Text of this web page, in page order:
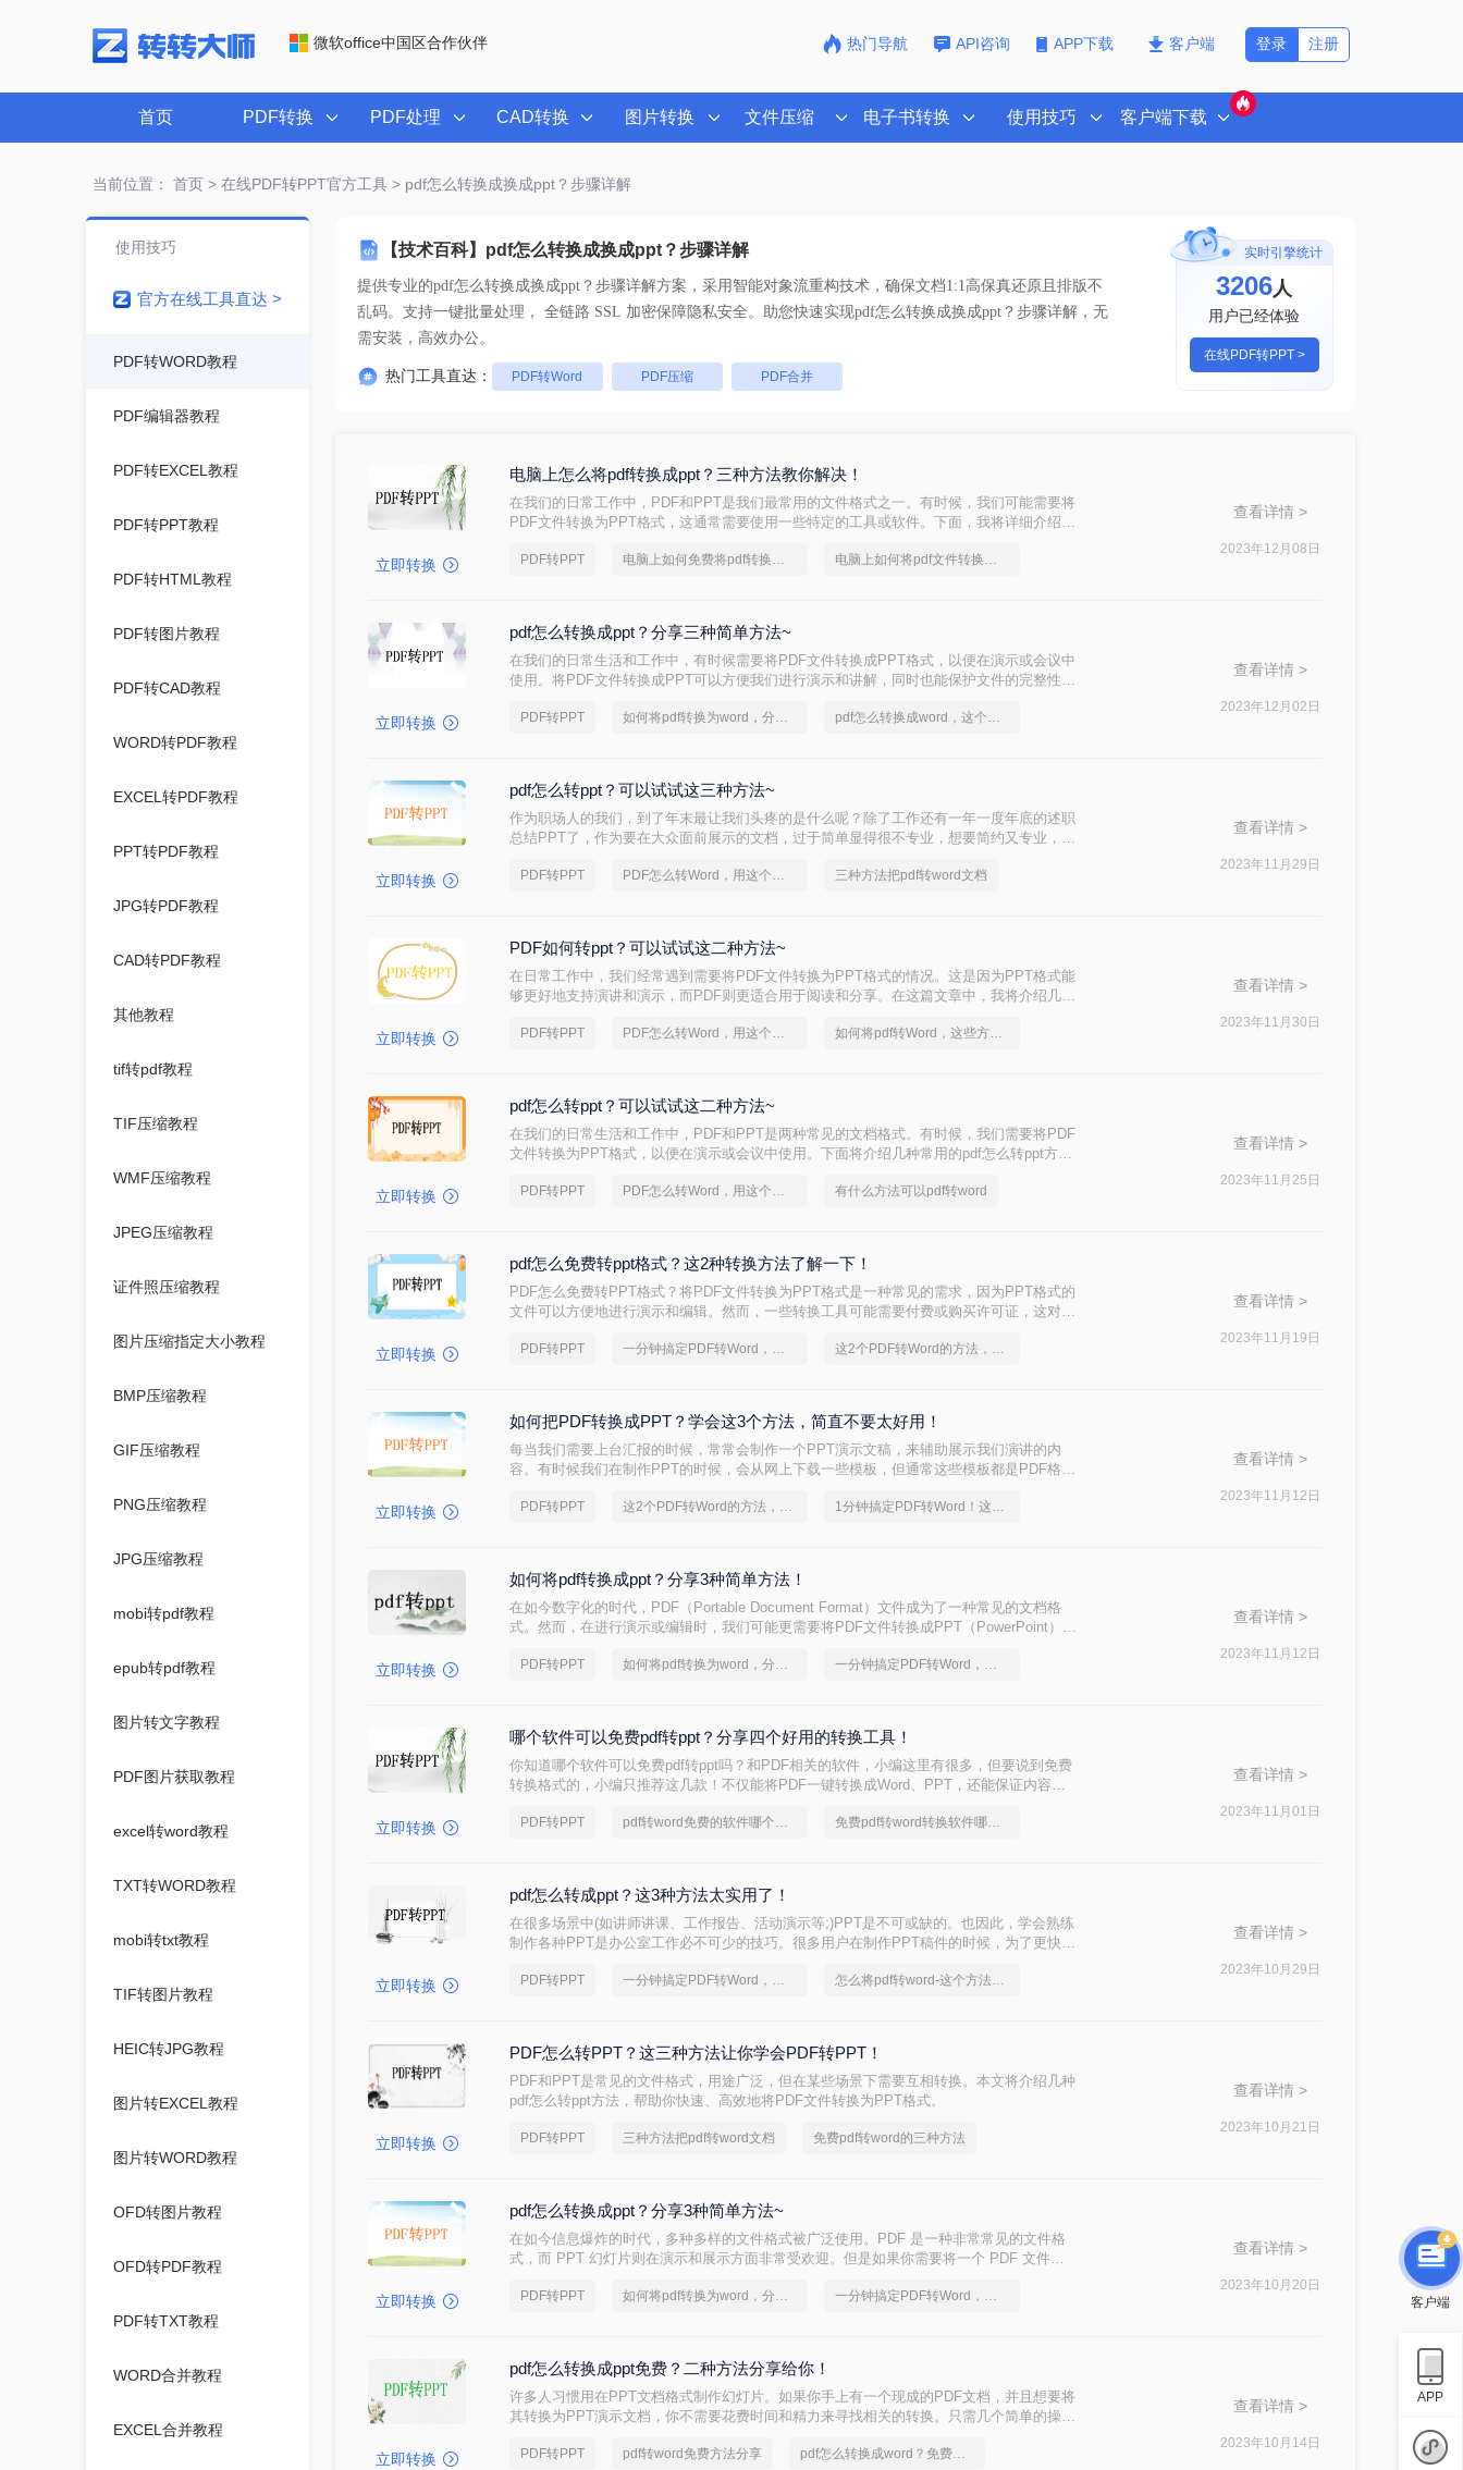
微软office中国区合作伙伴 热门导航 API咨询 APP下载 客户端 注册
登录
首页 PDF转换 PDF处理 CAD转换 图片转换 文件压缩 电子书转换 使用技巧 客户端下载
当前位置： 首页> 在线PDF转PPT官方工具> pdf怎么转换成换成ppt？步骤详解
【技术百科】pdf怎么转换成换成ppt？步骤详解
提供专业的pdf怎么转换成换成ppt？步骤详解方案，采用智能对象流重构技术，确保文档1:1高保真还原且排版不
乱码。支持一键批量处理， 全链路 SSL 加密保障隐私安全。助您快速实现pdf怎么转换成换成ppt？步骤详解，无
需安装，高效办公。
热门工具直达： PDF转Word PDF压缩 PDF合并
实时引擎统计
3206人
用户已经体验
在线PDF转PPT >
使用技巧
官方在线工具直达 >
PDF转WORD教程
PDF编辑器教程
PDF转EXCEL教程
PDF转PPT教程
PDF转HTML教程
PDF转图片教程
PDF转CAD教程
WORD转PDF教程
EXCEL转PDF教程
PPT转PDF教程
JPG转PDF教程
CAD转PDF教程
其他教程
tif转pdf教程
TIF压缩教程
WMF压缩教程
JPEG压缩教程
证件照压缩教程
图片压缩指定大小教程
BMP压缩教程
GIF压缩教程
PNG压缩教程
JPG压缩教程
mobi转pdf教程
epub转pdf教程
图片转文字教程
PDF图片获取教程
excel转word教程
TXT转WORD教程
mobi转txt教程
TIF转图片教程
HEIC转JPG教程
图片转EXCEL教程
图片转WORD教程
OFD转图片教程
OFD转PDF教程
PDF转TXT教程
WORD合并教程
EXCEL合并教程
立即转换
电脑上怎么将pdf转换成ppt？三种方法教你解决！
在我们的日常工作中，PDF和PPT是我们最常用的文件格式之一。有时候，我们可能需要将
PDF文件转换为PPT格式，这通常需要使用一些特定的工具或软件。下面，我将详细介绍几
PDF转PPT 电脑上如何免费将pdf转换成word 电脑上如何将pdf文件转换成word文档格式
查看详情 >
2023年12月08日
立即转换
pdf怎么转换成ppt？分享三种简单方法~
在我们的日常生活和工作中，有时候需要将PDF文件转换成PPT格式，以便在演示或会议中
使用。将PDF文件转换成PPT可以方便我们进行演示和讲解，同时也能保护文件的完整性和
PDF转PPT 如何将pdf转换为word，分享一种简单的方法 pdf怎么转换成word，这个方法很简单
查看详情 >
2023年12月02日
立即转换
pdf怎么转ppt？可以试试这三种方法~
作为职场人的我们，到了年末最让我们头疼的是什么呢？除了工作还有一年一度年底的述职
总结PPT了，作为要在大众面前展示的文档，过于简单显得很不专业，想要简约又专业，又
模板套用啦，但是现在从网络上下载的PPT文档，多数都是PDF格式，只能看不能用，就很
PDF转PPT PDF怎么转Word，用这个方法试试 三种方法把pdf转word文档
查看详情 >
2023年11月29日
立即转换
PDF如何转ppt？可以试试这二种方法~
在日常工作中，我们经常遇到需要将PDF文件转换为PPT格式的情况。这是因为PPT格式能
够更好地支持演讲和演示，而PDF则更适合用于阅读和分享。在这篇文章中，我将介绍几种
PDF转PPT PDF怎么转Word，用这个方法试试 如何将pdf转Word，这些方法可以帮到你
查看详情 >
2023年11月30日
立即转换
pdf怎么转ppt？可以试试这二种方法~
在我们的日常生活和工作中，PDF和PPT是两种常见的文档格式。有时候，我们需要将PDF
文件转换为PPT格式，以便在演示或会议中使用。下面将介绍几种常用的pdf怎么转ppt方
PDF转PPT PDF怎么转Word，用这个方法试试 有什么方法可以pdf转word
查看详情 >
2023年11月25日
立即转换
pdf怎么免费转ppt格式？这2种转换方法了解一下！
PDF怎么免费转PPT格式？将PDF文件转换为PPT格式是一种常见的需求，因为PPT格式的
文件可以方便地进行演示和编辑。然而，一些转换工具可能需要付费或购买许可证，这对于
您实现这一目标。
PDF转PPT 一分钟搞定PDF转Word，这2种简单方法，任意选择 这2个PDF转Word的方法，高效率转换，排版不乱码！
查看详情 >
2023年11月19日
立即转换
如何把PDF转换成PPT？学会这3个方法，简直不要太好用！
每当我们需要上台汇报的时候，常常会制作一个PPT演示文稿，来辅助展示我们演讲的内
容。有时候我们在制作PPT的时候，会从网上下载一些模板，但通常这些模板都是PDF格
吗？有需要将PDF转换成PPT的小伙伴，接下来就给你们分享几个人不错的方法。
PDF转PPT 这2个PDF转Word的方法，高效率转换，排版不乱码！ 1分钟搞定PDF转Word！这2个方法，一定要收好！
查看详情 >
2023年11月12日
立即转换
如何将pdf转换成ppt？分享3种简单方法！
在如今数字化的时代，PDF（Portable Document Format）文件成为了一种常见的文档格
式。然而，在进行演示或编辑时，我们可能更需要将PDF文件转换成PPT（PowerPoint）格
文件。
PDF转PPT 如何将pdf转换为word，分享一种简单的方法 一分钟搞定PDF转Word，这2种简单方法，任意选择
查看详情 >
2023年11月12日
立即转换
哪个软件可以免费pdf转ppt？分享四个好用的转换工具！
你知道哪个软件可以免费pdf转ppt吗？和PDF相关的软件，小编这里有很多，但要说到免费
转换格式的，小编只推荐这几款！不仅能将PDF一键转换成Word、PPT，还能保证内容排
PDF转PPT pdf转word免费的软件哪个好用 免费pdf转word转换软件哪个好用
查看详情 >
2023年11月01日
立即转换
pdf怎么转成ppt？这3种方法太实用了！
在很多场景中(如讲师讲课、工作报告、活动演示等;)PPT是不可或缺的。也因此，学会熟练
制作各种PPT是办公室工作必不可少的技巧。很多用户在制作PPT稿件的时候，为了更快更
PPT。那么，pdf怎么转成ppt呢？接下来分享三种文件格式转换方案。让我们来看看。
PDF转PPT 一分钟搞定PDF转Word，这2种简单方法，任意选择 怎么将pdf转word-这个方法太好用了
查看详情 >
2023年10月29日
立即转换
PDF怎么转PPT？这三种方法让你学会PDF转PPT！
PDF和PPT是常见的文件格式，用途广泛，但在某些场景下需要互相转换。本文将介绍几种
pdf怎么转ppt方法，帮助你快速、高效地将PDF文件转换为PPT格式。
PDF转PPT 三种方法把pdf转word文档 免费pdf转word的三种方法
查看详情 >
2023年10月21日
立即转换
pdf怎么转换成ppt？分享3种简单方法~
在如今信息爆炸的时代，多种多样的文件格式被广泛使用。PDF 是一种非常常见的文件格
式，而 PPT 幻灯片则在演示和展示方面非常受欢迎。但是如果你需要将一个 PDF 文件转
PDF转PPT 如何将pdf转换为word，分享一种简单的方法 一分钟搞定PDF转Word，这2种简单方法，任意选择
查看详情 >
2023年10月20日
立即转换
pdf怎么转换成ppt免费？二种方法分享给你！
许多人习惯用在PPT文档格式制作幻灯片。如果你手上有一个现成的PDF文档，并且想要将
其转换为PPT演示文档，你不需要花费时间和精力来寻找相关的转换。只需几个简单的操
给大家讲讲。
PDF转PPT pdf转word免费方法分享 pdf怎么转换成word？免费方法合集整理
查看详情 >
2023年10月14日
客户端
APP